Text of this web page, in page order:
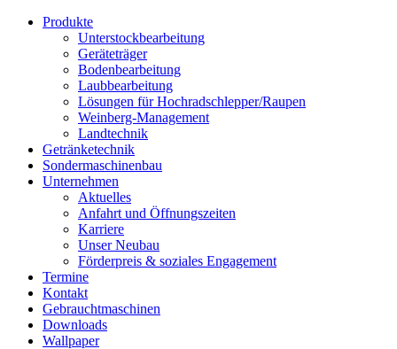
Produkte
Unterstockbearbeitung
Geräteträger
Bodenbearbeitung
Laubbearbeitung
Lösungen für Hochradschlepper/Raupen
Weinberg-Management
Landtechnik
Getränketechnik
Sondermaschinenbau
Unternehmen
Aktuelles
Anfahrt und Öffnungszeiten
Karriere
Unser Neubau
Förderpreis & soziales Engagement
Termine
Kontakt
Gebrauchtmaschinen
Downloads
Wallpaper